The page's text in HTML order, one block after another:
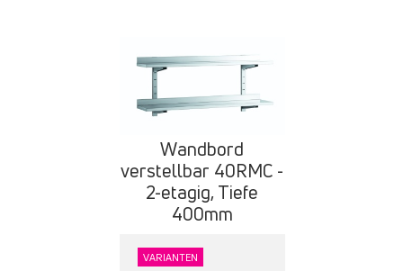
Wandbord
verstellbar 40RMC -
2-etagig, Tiefe
400mm
VARIANTEN